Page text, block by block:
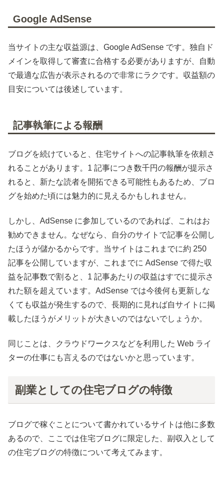
Google AdSense
当サイトの主な収益源は、Google AdSense です。独自ド
メインを取得して審査に合格する必要がありますが、自動
で最適な広告が表示されるので非常にラクです。収益額の
目安については後述しています。
記事執筆による報酬
ブログを続けていると、住宅サイトへの記事執筆を依頼さ
れることがあります。1 記事につき数千円の報酬が提示さ
れると、新たな読者を開拓できる可能性もあるため、ブロ
グを始めた頃には魅力的に見えるかもしれません。
しかし、AdSense に参加しているのであれば、これはお
勧めできません。なぜなら、自分のサイトで記事を公開し
たほうが儲かるからです。当サイトはこれまでに約 250
記事を公開していますが、これまでに AdSense で得た収
益を記事数で割ると、1 記事あたりの収益はすでに提示さ
れた額を超えています。AdSense では今後何も更新しな
くても収益が発生するので、長期的に見れば自サイトに掲
載したほうがメリットが大きいのではないでしょうか。
同じことは、クラウドワークスなどを利用した Web ライ
ターの仕事にも言えるのではないかと思っています。
副業としての住宅ブログの特徴
ブログで稼ぐことについて書かれているサイトは他に多数
あるので、ここでは住宅ブログに限定した、副収入として
の住宅ブログの特徴について考えてみます。